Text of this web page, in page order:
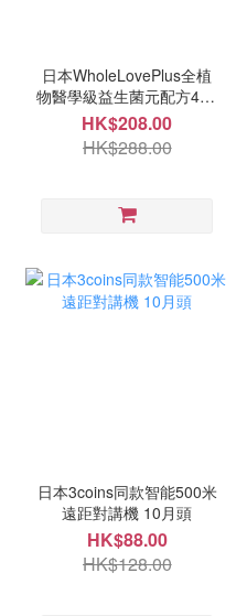
日本WholeLovePlus全植
物醫學級益生菌元配方400
億一盒30包 9月中
HK$208.00
HK$288.00
日本3coins同款智能500米
遠距對講機 10月頭
HK$88.00
HK$128.00